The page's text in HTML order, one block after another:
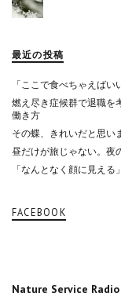
最近の投稿
「ここで食べちゃえば
燃え尽き症候群で退職を
働き方
その蝶、きれいだと思い
昼だけが旅じゃない。夜
「なんとなく顔に見え
FACEBOOK
Nature Service Radio